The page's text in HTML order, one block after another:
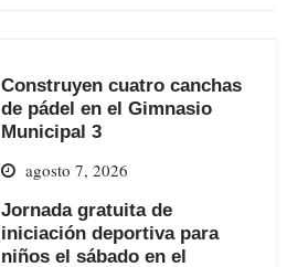
Construyen cuatro canchas
de pádel en el Gimnasio
Municipal 3
agosto 7, 2026
Jornada gratuita de
iniciación deportiva para
niños el sábado en el